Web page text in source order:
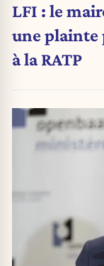
LFI : le
une plainte
à la RATP